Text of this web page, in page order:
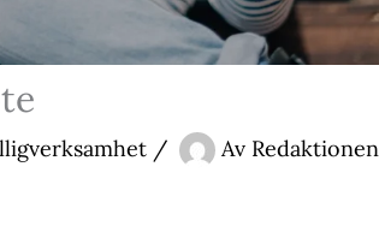
/ Av Redaktionen